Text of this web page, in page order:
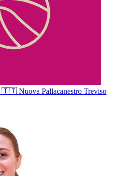
🇮🇹 Nuova Pallacanestro Treviso